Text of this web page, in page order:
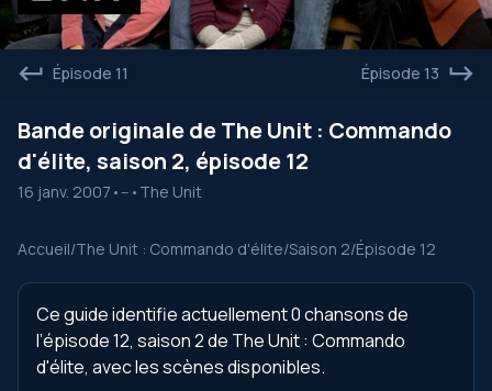
Épisode 11 Épisode 13
Bande originale de The Unit : Commando
d'élite, saison 2, épisode 12
16 janv. 2007 • -- • The Unit
Accueil/The Unit : Commando d'élite/Saison 2/Épisode 12
Ce guide identifie actuellement 0 chansons de
l’épisode 12, saison 2 de The Unit : Commando
d'élite, avec les scènes disponibles.